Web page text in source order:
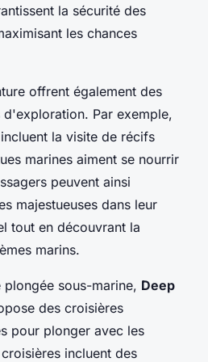
la sécurité des
les chances
offrent également des
Par exemple,
la visite de récifs
marines aiment se nourrir
peuvent ainsi
majestueuses dans leur
tout en découvrant la
marins.
plongée sous-marine, Deep
des croisières
pour plonger avec les
incluent des